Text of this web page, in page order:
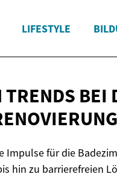
LIFESTYLE
BEI
Impulse für die
hin zu barrierefreien